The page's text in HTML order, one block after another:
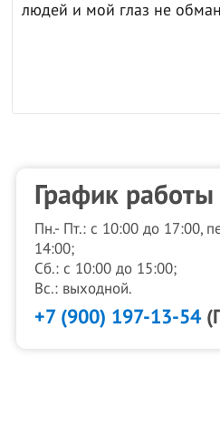
людей и мой глаз не
График
Пн.- Пт.: с 10:00 до 17:00,
14:00;
Сб.: с 10:00 до 15:00;
Вс.: выходной.
+7 (900) 197-13-54